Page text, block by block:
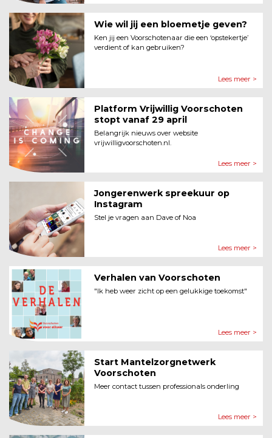
Wie wil jij een bloemetje geven?
Ken jij een Voorschotenaar die een ‘opstekertje’
verdient of kan gebruiken?
Lees meer >
Platform Vrijwillig Voorschoten
stopt vanaf 29 april
Belangrijk nieuws over website
vrijwilligvoorschoten.nl.
Lees meer >
Jongerenwerk spreekuur op
Instagram
Stel je vragen aan Dave of Noa
Lees meer >
Verhalen van Voorschoten
"Ik heb weer zicht op een gelukkige toekomst"
Lees meer >
Start Mantelzorgnetwerk
Voorschoten
Meer contact tussen professionals onderling
Lees meer >